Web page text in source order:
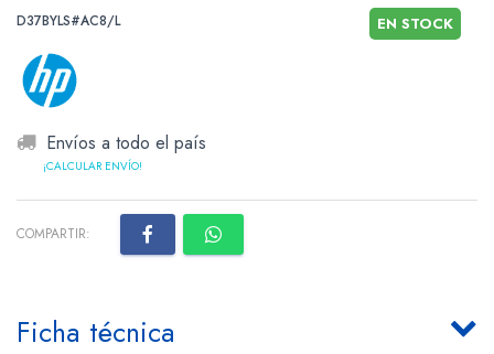
D37BYLS#AC8/L EN STOCK
Envíos a todo el país
¡CALCULAR ENVÍO!
COMPARTIR:
Ficha técnica